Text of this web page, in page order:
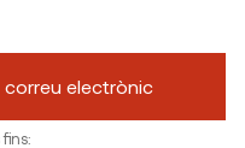
correu electrònic
fins: